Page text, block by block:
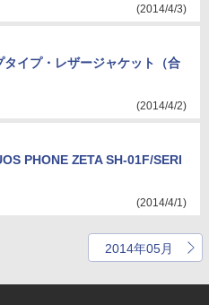
(2014/4/3)
イプ・レザージャケット（合
(2014/4/2)
PHONE ZETA SH-01F/SERI
(2014/4/1)
2014年05月